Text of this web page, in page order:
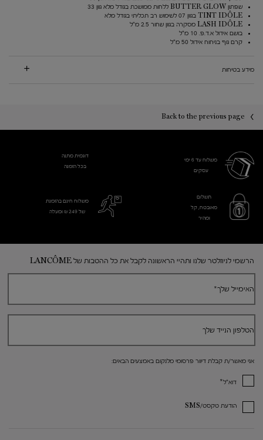
שפתון BUTTER GLOW ללחות ממושכת בגודל מלא גוון 33
TINT IDÔLE בגוון 07 לשימוש רב תכליתי בגודל מלא
LASH IDÔLE מסקרה בגוון שחור 2.5 מ"ל
בושם אידול א.ד.פ. 10 מ"ל
קרם גוף בניחוח אידול 50 מ"ל
מידע בטיחות
Back to the previous page
משלוח עד 6 ימי
עסקים​
דוגמית מתנה
בכל הזמנה
תשלום
מאובטח, קל
ומהיר
משלוח חינם בהזמנת
של 249 ₪ ומעלה
הרשמי לניוזלטר שלנו ותהיי הראשונה לקבל את כל ההטבות של LANCÔME
האימייל שלך*
הטלפון הנייד שלך
אני מאשר/ת קבלת דיוור פרסומי מלנקום באמצעים הבאים:
דוא"ל*
הודעת טקסט/SMS